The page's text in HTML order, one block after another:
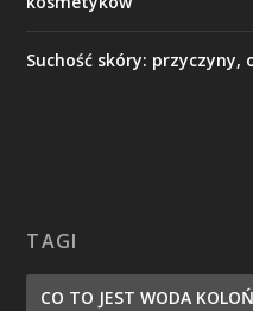
Suchość skóry:
TAGI
CO TO JEST WODA